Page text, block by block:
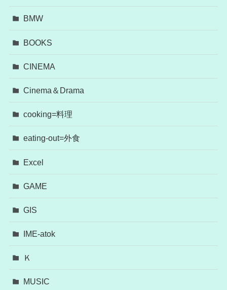
BMW
BOOKS
CINEMA
Cinema＆Drama
cooking=料理
eating-out=外食
Excel
GAME
GIS
IME-atok
Ｋ
MUSIC